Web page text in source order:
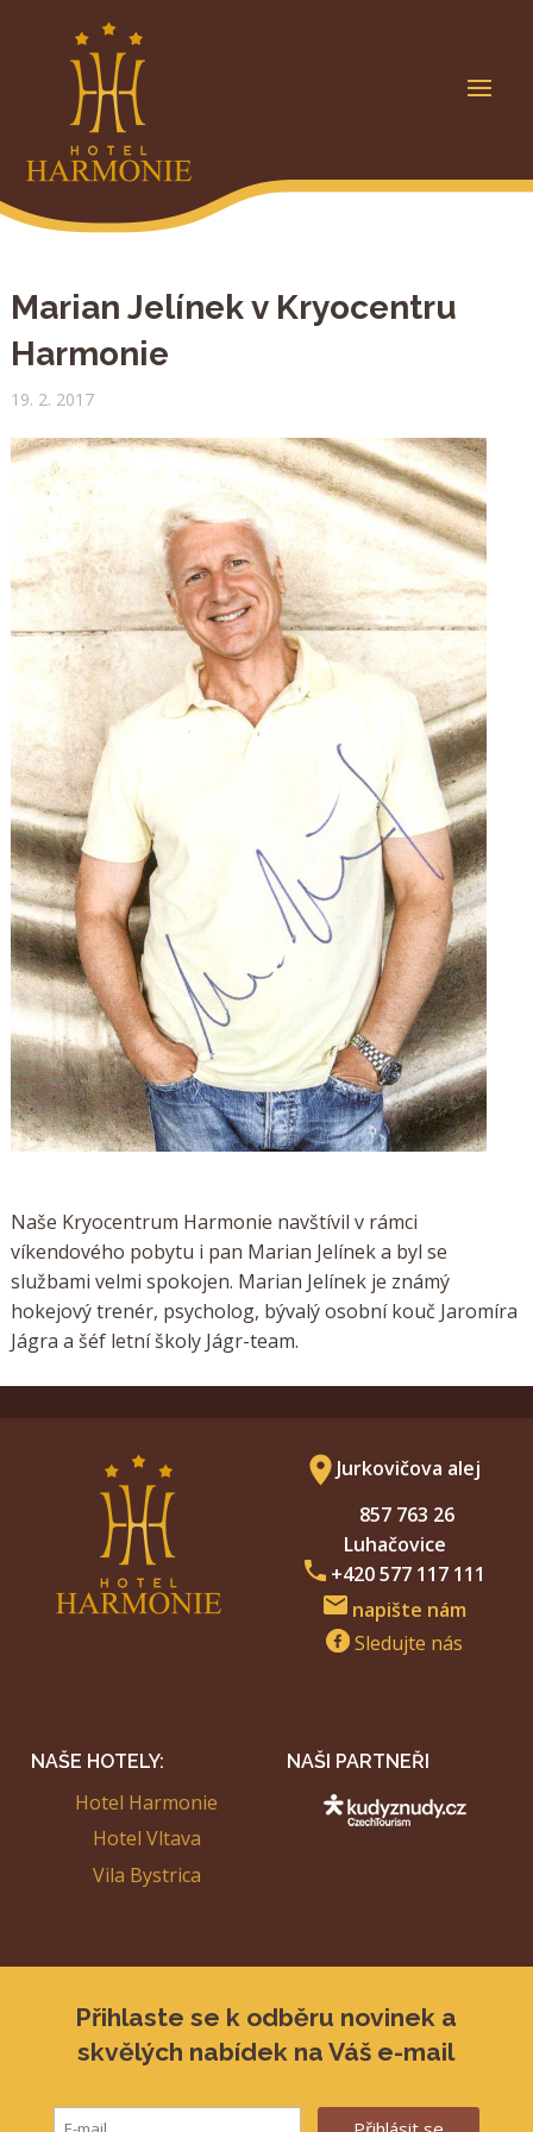
Marian Jelínek v Kryocentru
Harmonie
19. 2. 2017
Naše Kryocentrum Harmonie navštívil v rámci
víkendového pobytu i pan Marian Jelínek a byl se
službami velmi spokojen. Marian Jelínek je známý
hokejový trenér, psycholog, bývalý osobní kouč Jaromíra
Jágra a šéf letní školy Jágr-team.
Jurkovičova alej
857 763 26
Luhačovice
+420 577 117 111
napište nám
Sledujte nás
NAŠE HOTELY:
Hotel Harmonie
Hotel Vltava
Vila Bystrica
NAŠI PARTNEŘI
Přihlaste se k odběru novinek a
skvělých nabídek na Váš e-mail